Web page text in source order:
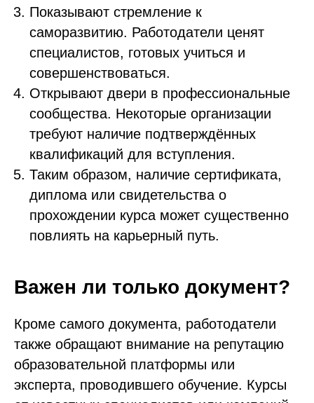
Показывают стремление к
саморазвитию. Работодатели ценят
специалистов, готовых учиться и
совершенствоваться.
Открывают двери в профессиональные
сообщества. Некоторые организации
требуют наличие подтверждённых
квалификаций для вступления.
Таким образом, наличие сертификата,
диплома или свидетельства о
прохождении курса может существенно
повлиять на карьерный путь.
Важен ли только документ?
Кроме самого документа, работодатели
также обращают внимание на репутацию
образовательной платформы или
эксперта, проводившего обучение. Курсы